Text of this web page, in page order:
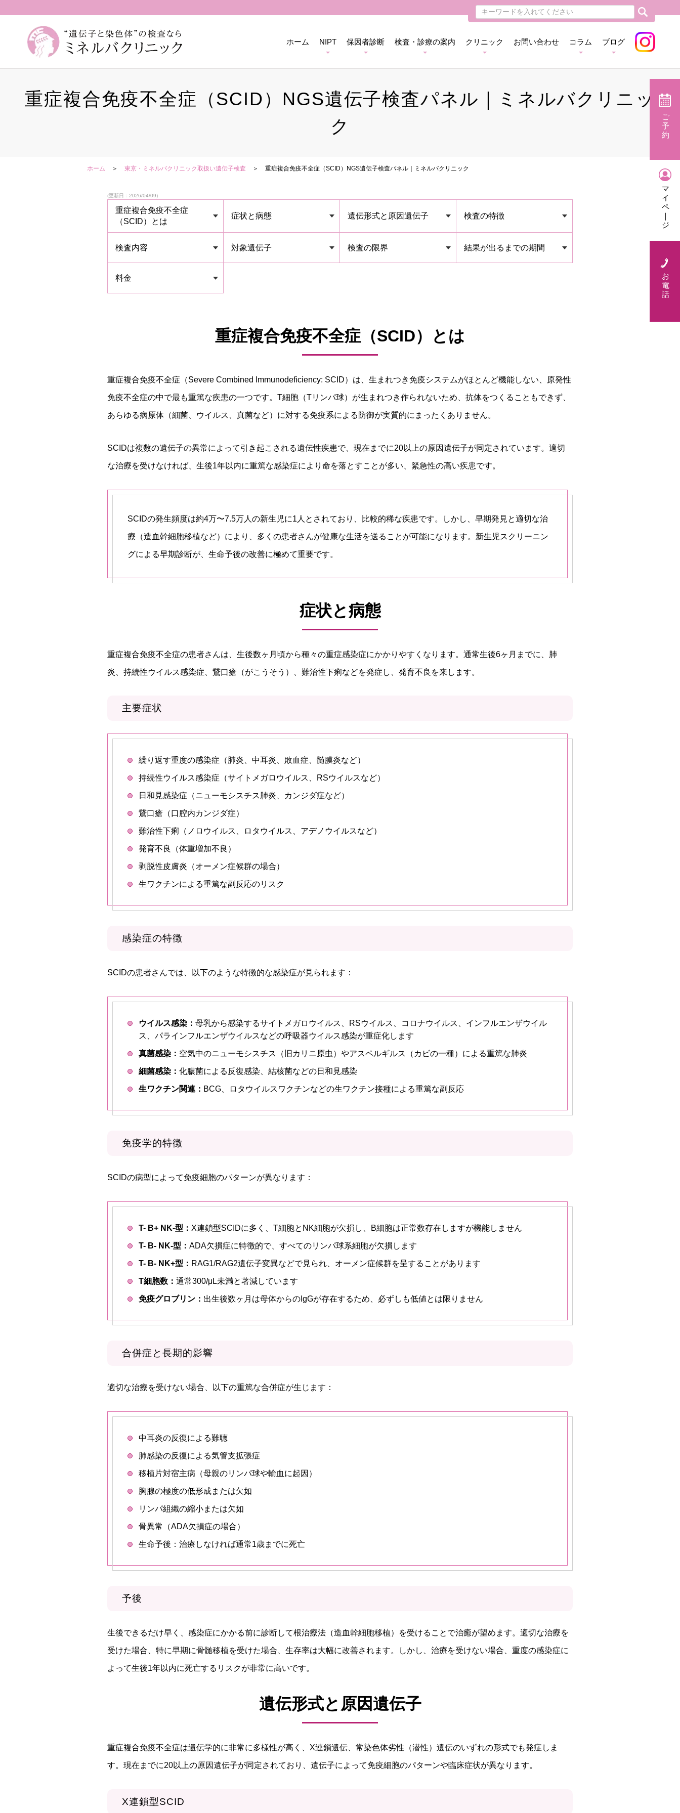
ホーム NIPT 保因者診断 検査・診療の案内 クリニック お問い合わせ コラム ブログ
重症複合免疫不全症（SCID）NGS遺伝子検査パネル｜ミネルバクリニッ
ク
ホーム 東京・ミネルバクリニック取扱い遺伝子検査 重症複合免疫不全症（SCID）NGS遺伝子検査パネル｜ミネルバクリニック
(更新日：2026/04/09)
重症複合免疫不全症
（SCID）とは
症状と病態 遺伝形式と原因遺伝子 検査の特徴
検査内容 対象遺伝子 検査の限界 結果が出るまでの期間
料金
重症複合免疫不全症（SCID）とは
重症複合免疫不全症（Severe Combined Immunodeficiency: SCID）は、生まれつき免疫システムがほとんど機能しない、原発性
免疫不全症の中で最も重篤な疾患の一つです。T細胞（Tリンパ球）が生まれつき作られないため、抗体をつくることもできず、
あらゆる病原体（細菌、ウイルス、真菌など）に対する免疫系による防御が実質的にまったくありません。
SCIDは複数の遺伝子の異常によって引き起こされる遺伝性疾患で、現在までに20以上の原因遺伝子が同定されています。適切
な治療を受けなければ、生後1年以内に重篤な感染症により命を落とすことが多い、緊急性の高い疾患です。
SCIDの発生頻度は約4万〜7.5万人の新生児に1人とされており、比較的稀な疾患です。しかし、早期発見と適切な治
療（造血幹細胞移植など）により、多くの患者さんが健康な生活を送ることが可能になります。新生児スクリーニン
グによる早期診断が、生命予後の改善に極めて重要です。
症状と病態
重症複合免疫不全症の患者さんは、生後数ヶ月頃から種々の重症感染症にかかりやすくなります。通常生後6ヶ月までに、肺
炎、持続性ウイルス感染症、鵞口瘡（がこうそう）、難治性下痢などを発症し、発育不良を来します。
主要症状
繰り返す重度の感染症（肺炎、中耳炎、敗血症、髄膜炎など）
持続性ウイルス感染症（サイトメガロウイルス、RSウイルスなど）
日和見感染症（ニューモシスチス肺炎、カンジダ症など）
鵞口瘡（口腔内カンジダ症）
難治性下痢（ノロウイルス、ロタウイルス、アデノウイルスなど）
発育不良（体重増加不良）
剥脱性皮膚炎（オーメン症候群の場合）
生ワクチンによる重篤な副反応のリスク
感染症の特徴
SCIDの患者さんでは、以下のような特徴的な感染症が見られます：
ウイルス感染： 母乳から感染するサイトメガロウイルス、RSウイルス、コロナウイルス、インフルエンザウイル
ス、パラインフルエンザウイルスなどの呼吸器ウイルス感染が重症化します
真菌感染： 空気中のニューモシスチス（旧カリニ原虫）やアスペルギルス（カビの一種）による重篤な肺炎
細菌感染： 化膿菌による反復感染、結核菌などの日和見感染
生ワクチン関連： BCG、ロタウイルスワクチンなどの生ワクチン接種による重篤な副反応
免疫学的特徴
SCIDの病型によって免疫細胞のパターンが異なります：
T- B+ NK-型： X連鎖型SCIDに多く、T細胞とNK細胞が欠損し、B細胞は正常数存在しますが機能しません
T- B- NK-型： ADA欠損症に特徴的で、すべてのリンパ球系細胞が欠損します
T- B- NK+型： RAG1/RAG2遺伝子変異などで見られ、オーメン症候群を呈することがあります
T細胞数： 通常300/μL未満と著減しています
免疫グロブリン： 出生後数ヶ月は母体からのIgGが存在するため、必ずしも低値とは限りません
合併症と長期的影響
適切な治療を受けない場合、以下の重篤な合併症が生じます：
中耳炎の反復による難聴
肺感染の反復による気管支拡張症
移植片対宿主病（母親のリンパ球や輸血に起因）
胸腺の極度の低形成または欠如
リンパ組織の縮小または欠如
骨異常（ADA欠損症の場合）
生命予後：治療しなければ通常1歳までに死亡
予後
生後できるだけ早く、感染症にかかる前に診断して根治療法（造血幹細胞移植）を受けることで治癒が望めます。適切な治療を
受けた場合、特に早期に骨髄移植を受けた場合、生存率は大幅に改善されます。しかし、治療を受けない場合、重度の感染症に
よって生後1年以内に死亡するリスクが非常に高いです。
遺伝形式と原因遺伝子
重症複合免疫不全症は遺伝学的に非常に多様性が高く、X連鎖遺伝、常染色体劣性（潜性）遺伝のいずれの形式でも発症しま
す。現在までに20以上の原因遺伝子が同定されており、遺伝子によって免疫細胞のパターンや臨床症状が異なります。
X連鎖型SCID
ご
予
約
マ
イ
ペ
｜
ジ
お
電
話